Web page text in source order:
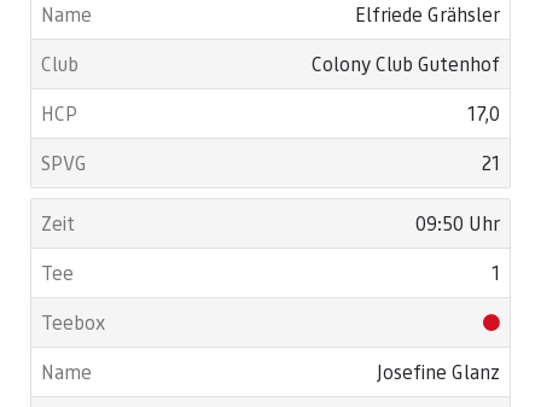
Elfriede Grähsler
Colony Club Gutenhof
17,0
21
09:50 Uhr
1
Josefine Glanz